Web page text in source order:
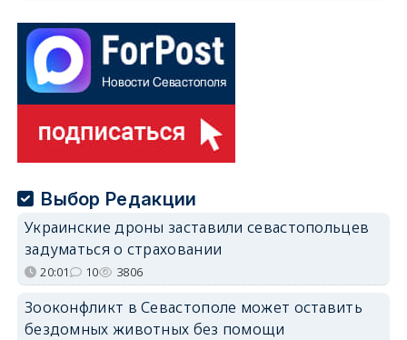
Выбор Редакции
Украинские дроны заставили севастопольцев
задуматься о страховании
20:01 10 3806
Зооконфликт в Севастополе может оставить
бездомных животных без помощи